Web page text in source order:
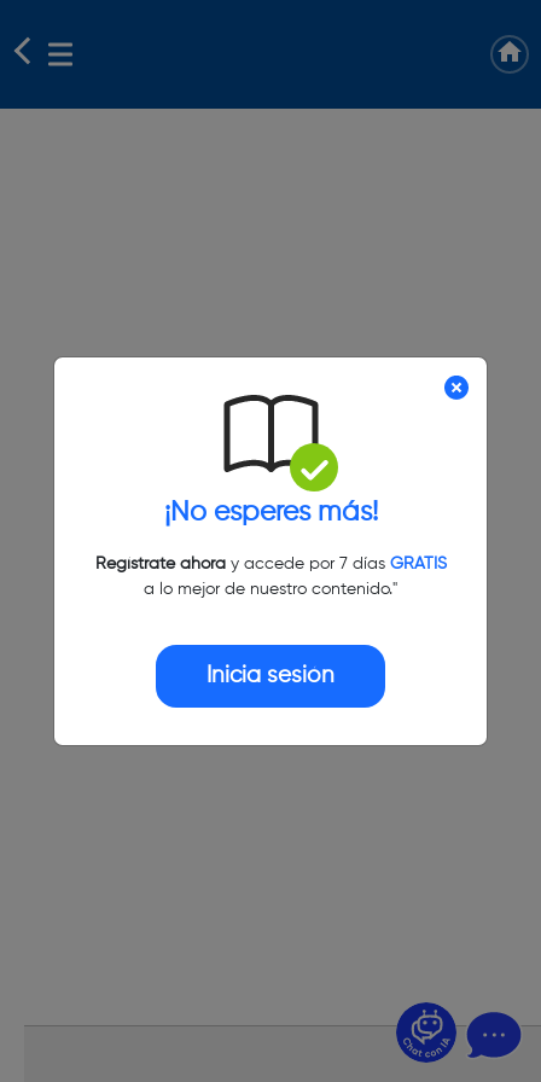
¡No esperes más!
Regístrate ahoray accede por 7 días GRATIS
a lo mejor de nuestro contenido."
Inicia sesión